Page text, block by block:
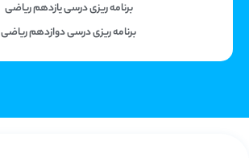
برنامه ریزی درسی یازدهم ریاضی
برنامه ریزی درسی دوازدهم ریاضی